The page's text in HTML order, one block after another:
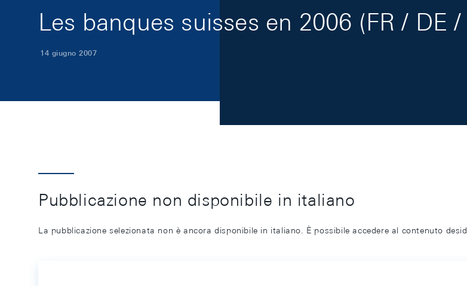
Les banques suisses en 2006 (FR / DE /
14 giugno 2007
Pubblicazione non disponibile in italiano
La pubblicazione selezionata non è ancora disponibile in italiano. È possibile accedere al contenuto